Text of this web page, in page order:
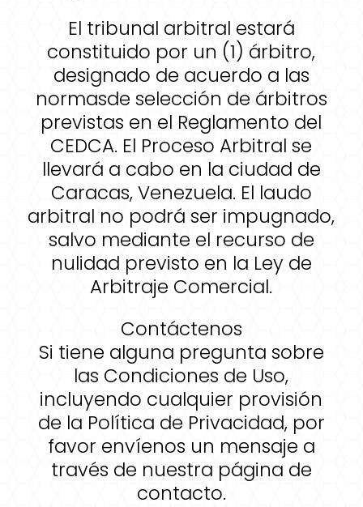
El tribunal arbitral estará
constituido por un (1) árbitro,
designado de acuerdo a las
normasde selección de árbitros
previstas en el Reglamento del
CEDCA. El Proceso Arbitral se
llevará a cabo en la ciudad de
Caracas, Venezuela. El laudo
arbitral no podrá ser impugnado,
salvo mediante el recurso de
nulidad previsto en la Ley de
Arbitraje Comercial.
Contáctenos
Si tiene alguna pregunta sobre
las Condiciones de Uso,
incluyendo cualquier provisión
de la Política de Privacidad, por
favor envíenos un mensaje a
través de nuestra página de
contacto.